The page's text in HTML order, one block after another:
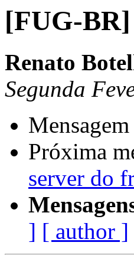
[FUG-BR]
Renato
Segunda
Próxima
server do
] [ author ]